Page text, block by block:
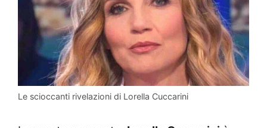
Le scioccanti rivelazioni di Lorella Cuccarini